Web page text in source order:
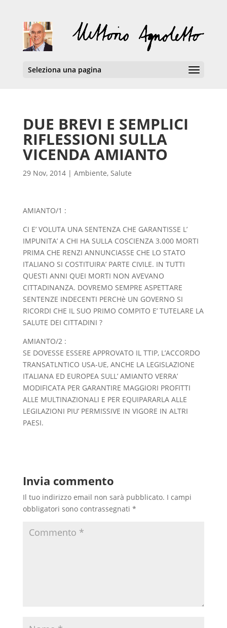
Seleziona una pagina
DUE BREVI E SEMPLICI
RIFLESSIONI SULLA
VICENDA AMIANTO
29 Nov, 2014| Ambiente, Salute
AMIANTO/1 :
CI E’ VOLUTA UNA SENTENZA CHE GARANTISSE L’
IMPUNITA’ A CHI HA SULLA COSCIENZA 3.000 MORTI
PRIMA CHE RENZI ANNUNCIASSE CHE LO STATO
ITALIANO SI COSTITUIRA’ PARTE CIVILE. IN TUTTI
QUESTI ANNI QUEI MORTI NON AVEVANO
CITTADINANZA. DOVREMO SEMPRE ASPETTARE
SENTENZE INDECENTI PERCHè UN GOVERNO SI
RICORDI CHE IL SUO PRIMO COMPITO E’ TUTELARE LA
SALUTE DEI CITTADINI ?
AMIANTO/2 :
SE DOVESSE ESSERE APPROVATO IL TTIP, L’ACCORDO
TRANSATLNTICO USA-UE, ANCHE LA LEGISLAZIONE
ITALIANA ED EUROPEA SULL’ AMIANTO VERRA’
MODIFICATA PER GARANTIRE MAGGIORI PROFITTI
ALLE MULTINAZIONALI E PER EQUIPARARLA ALLE
LEGILAZIONI PIU’ PERMISSIVE IN VIGORE IN ALTRI
PAESI.
Invia commento
Il tuo indirizzo email non sarà pubblicato. I campi
obbligatori sono contrassegnati *